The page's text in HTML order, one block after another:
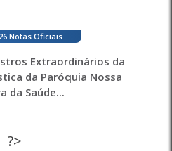
. Notas Oficiais
Extraordinários da
da Paróquia Nossa
da Saúde...
?>